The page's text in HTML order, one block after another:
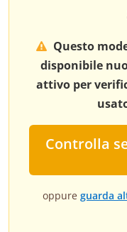
Questo
disponibile
attivo per
Controlla
oppure guarda